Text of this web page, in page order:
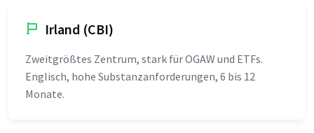
Irland (CBI)
Zweitgrößtes Zentrum, stark für OGAW und ETFs.
Englisch, hohe Substanzanforderungen, 6 bis 12
Monate.